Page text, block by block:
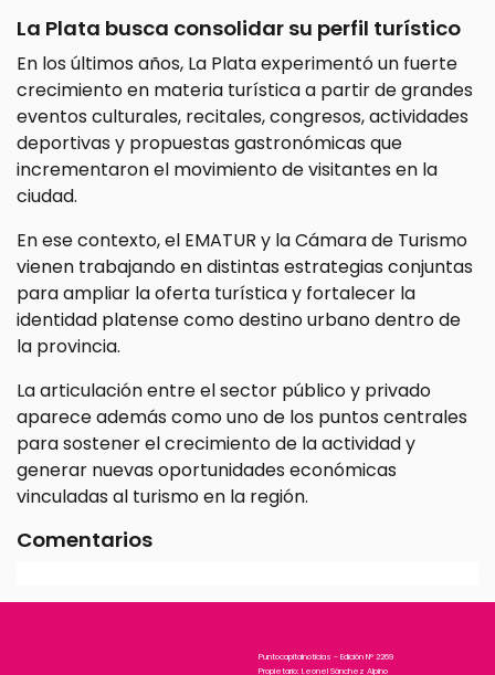
La Plata busca consolidar su perfil turístico
En los últimos años, La Plata experimentó un fuerte
crecimiento en materia turística a partir de grandes
eventos culturales, recitales, congresos, actividades
deportivas y propuestas gastronómicas que
incrementaron el movimiento de visitantes en la
ciudad.
En ese contexto, el EMATUR y la Cámara de Turismo
vienen trabajando en distintas estrategias conjuntas
para ampliar la oferta turística y fortalecer la
identidad platense como destino urbano dentro de
la provincia.
La articulación entre el sector público y privado
aparece además como uno de los puntos centrales
para sostener el crecimiento de la actividad y
generar nuevas oportunidades económicas
vinculadas al turismo en la región.
Comentarios
Puntocapitalnoticias - Edición N° 2269
Propietario: Leonel Sánchez Alpino